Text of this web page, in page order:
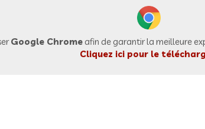
Google Chromeafin de garantir la meilleure
Cliquez ici pour le